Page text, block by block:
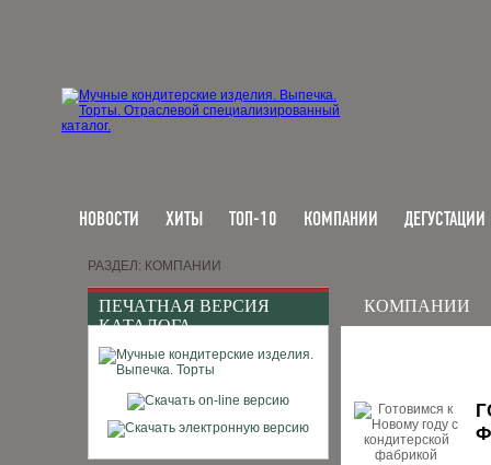
НОВОСТИ ХИТЫ ТОП-10 КОМПАНИИ ДЕГУСТАЦИИ
ПЕЧАТНАЯ ВЕРСИЯ
КАТАЛОГА
РАЗДЕЛ: КОМПАНИИ
КОМПАНИИ